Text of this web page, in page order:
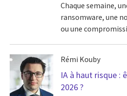
Chaque semaine,
ransomware, une
ou une
Rémi Kouby
IA à haut risque :
2026 ?